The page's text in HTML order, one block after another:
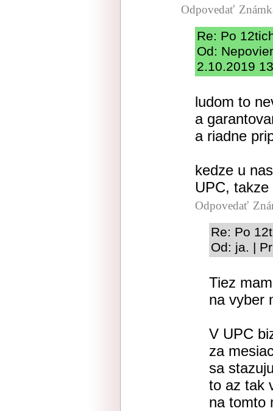
Odpovedať
Re: Po
Od:
2.10.2019
ludom to
a
a riadne
kedze u
UPC,
Odpovedať
Re: Po
Od: ja. |
Tiez
na vyber
V UPC
za
sa
to az tak
na tomto